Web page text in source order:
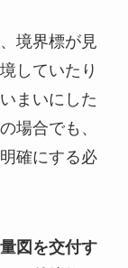
境界標が見
していたり
まいにした
場合でも、
確にする必
図を交付す